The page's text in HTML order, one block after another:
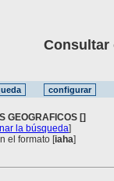
Consultar
GEOGRAFICOS []
la búsqueda]
el formato [iaha]